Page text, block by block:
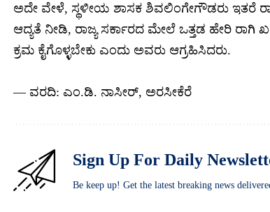
ಅದೇ ವೇಳೆ, ಸ್ಥಳೀಯ ಶಾಸಕ ಶಿವಲಿಂಗೇಗೌಡರು ಇತರೆ
ಆದ್ಯತೆ ನೀಡಿ, ರಾಜ್ಯ ಸರ್ಕಾರದ ಮೇಲೆ ಒತ್ತಡ ಹೇರಿ
ಕ್ರಮ ಕೈಗೊಳ್ಳಬೇಕು ಎಂದು ಅವರು ಆಗ್ರಹಿಸಿದರು.
— ವರದಿ: ಎಂ.ಡಿ. ನಾಸೀರ್, ಅರಸೀಕೆರೆ
Sign Up For Daily
Be keep up! Get the latest breaking news